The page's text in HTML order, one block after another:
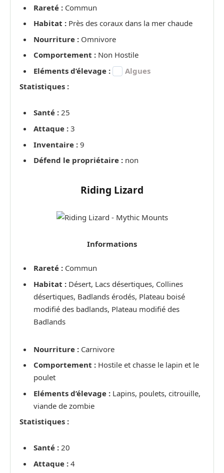
Rareté : Commun
Habitat : Près des coraux dans la mer chaude
Nourriture : Omnivore
Comportement : Non Hostile
Eléments d’élevage :
Algues
Statistiques :
Santé : 25
Attaque : 3
Inventaire : 9
Défend le propriétaire : non
Riding Lizard
Informations
Rareté : Commun
Habitat : Désert, Lacs désertiques, Collines
désertiques, Badlands érodés, Plateau boisé
modifié des badlands, Plateau modifié des
Badlands
Nourriture : Carnivore
Comportement : Hostile et chasse le lapin et le
poulet
Eléments d’élevage : Lapins, poulets, citrouille,
viande de zombie
Statistiques :
Santé : 20
Attaque : 4